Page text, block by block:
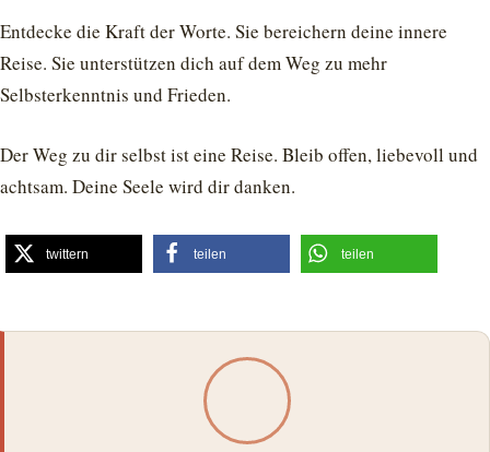
Entdecke die Kraft der Worte. Sie bereichern deine innere
Reise. Sie unterstützen dich auf dem Weg zu mehr
Selbsterkenntnis und Frieden.
Der Weg zu dir selbst ist eine Reise. Bleib offen, liebevoll und
achtsam. Deine Seele wird dir danken.
twittern teilen teilen